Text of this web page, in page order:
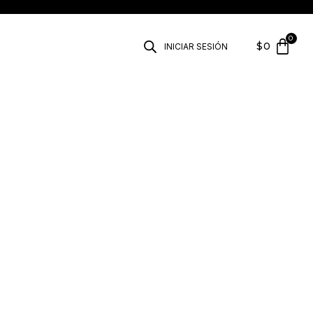
INICIAR SESIÓN $0